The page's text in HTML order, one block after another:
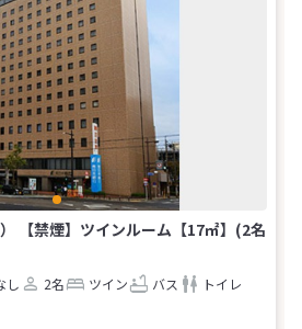
【禁煙】ツインルーム【17㎡】(2名
し 2名 ツイン バス
トイレ